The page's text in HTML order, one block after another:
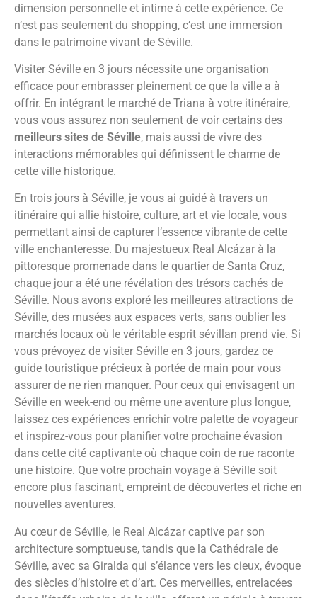
dimension personnelle et intime à cette expérience. Ce
n’est pas seulement du shopping, c’est une immersion
dans le patrimoine vivant de Séville.
Visiter Séville en 3 jours nécessite une organisation
efficace pour embrasser pleinement ce que la ville a à
offrir. En intégrant le marché de Triana à votre itinéraire,
vous vous assurez non seulement de voir certains des
meilleurs sites de Séville, mais aussi de vivre des
interactions mémorables qui définissent le charme de
cette ville historique.
En trois jours à Séville, je vous ai guidé à travers un
itinéraire qui allie histoire, culture, art et vie locale, vous
permettant ainsi de capturer l’essence vibrante de cette
ville enchanteresse. Du majestueux Real Alcázar à la
pittoresque promenade dans le quartier de Santa Cruz,
chaque jour a été une révélation des trésors cachés de
Séville. Nous avons exploré les meilleures attractions de
Séville, des musées aux espaces verts, sans oublier les
marchés locaux où le véritable esprit sévillan prend vie. Si
vous prévoyez de visiter Séville en 3 jours, gardez ce
guide touristique précieux à portée de main pour vous
assurer de ne rien manquer. Pour ceux qui envisagent un
Séville en week-end ou même une aventure plus longue,
laissez ces expériences enrichir votre palette de voyageur
et inspirez-vous pour planifier votre prochaine évasion
dans cette cité captivante où chaque coin de rue raconte
une histoire. Que votre prochain voyage à Séville soit
encore plus fascinant, empreint de découvertes et riche en
nouvelles aventures.
Au cœur de Séville, le Real Alcázar captive par son
architecture somptueuse, tandis que la Cathédrale de
Séville, avec sa Giralda qui s’élance vers les cieux, évoque
des siècles d’histoire et d’art. Ces merveilles, entrelacées